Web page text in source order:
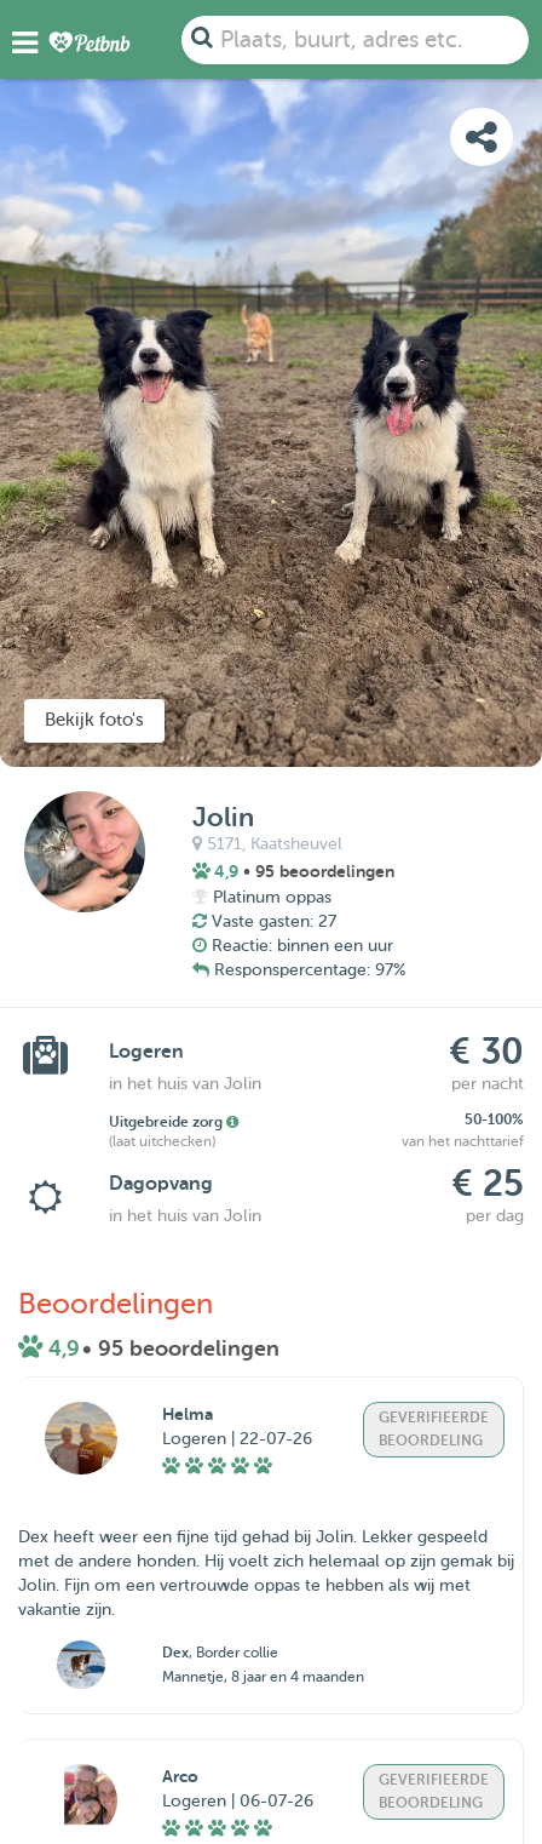
Plaats, buurt, adres etc.
FOTO'S BEOORDELINGEN KAART
Bekijk foto's
Jolin
5171, Kaatsheuvel
4,9 • 95 beoordelingen
Platinum oppas
Vaste gasten: 27
Reactie: binnen een uur
Responspercentage: 97%
Logeren € 30
in het huis van Jolin per nacht
Uitgebreide zorg
50-100%
(laat uitchecken)
van het nachttarief
Dagopvang € 25
in het huis van Jolin per dag
Beoordelingen
4,9 • 95 beoordelingen
Helma
Logeren | 22-07-26
GEVERIFIEERDE
BEOORDELING
Dex heeft weer een fijne tijd gehad bij Jolin. Lekker gespeeld
met de andere honden. Hij voelt zich helemaal op zijn gemak bij
Jolin. Fijn om een vertrouwde oppas te hebben als wij met
vakantie zijn.
Dex, Border collie
Mannetje, 8 jaar en 4 maanden
Arco
Logeren | 06-07-26
GEVERIFIEERDE
BEOORDELING